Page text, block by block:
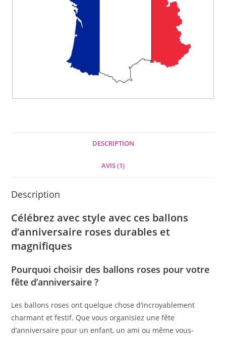
DESCRIPTION
AVIS (1)
Description
Célébrez avec style avec ces ballons
d’anniversaire roses durables et
magnifiques
Pourquoi choisir des ballons roses pour votre
fête d’anniversaire ?
Les ballons roses ont quelque chose d’incroyablement
charmant et festif. Que vous organisiez une fête
d’anniversaire pour un enfant, un ami ou même vous-